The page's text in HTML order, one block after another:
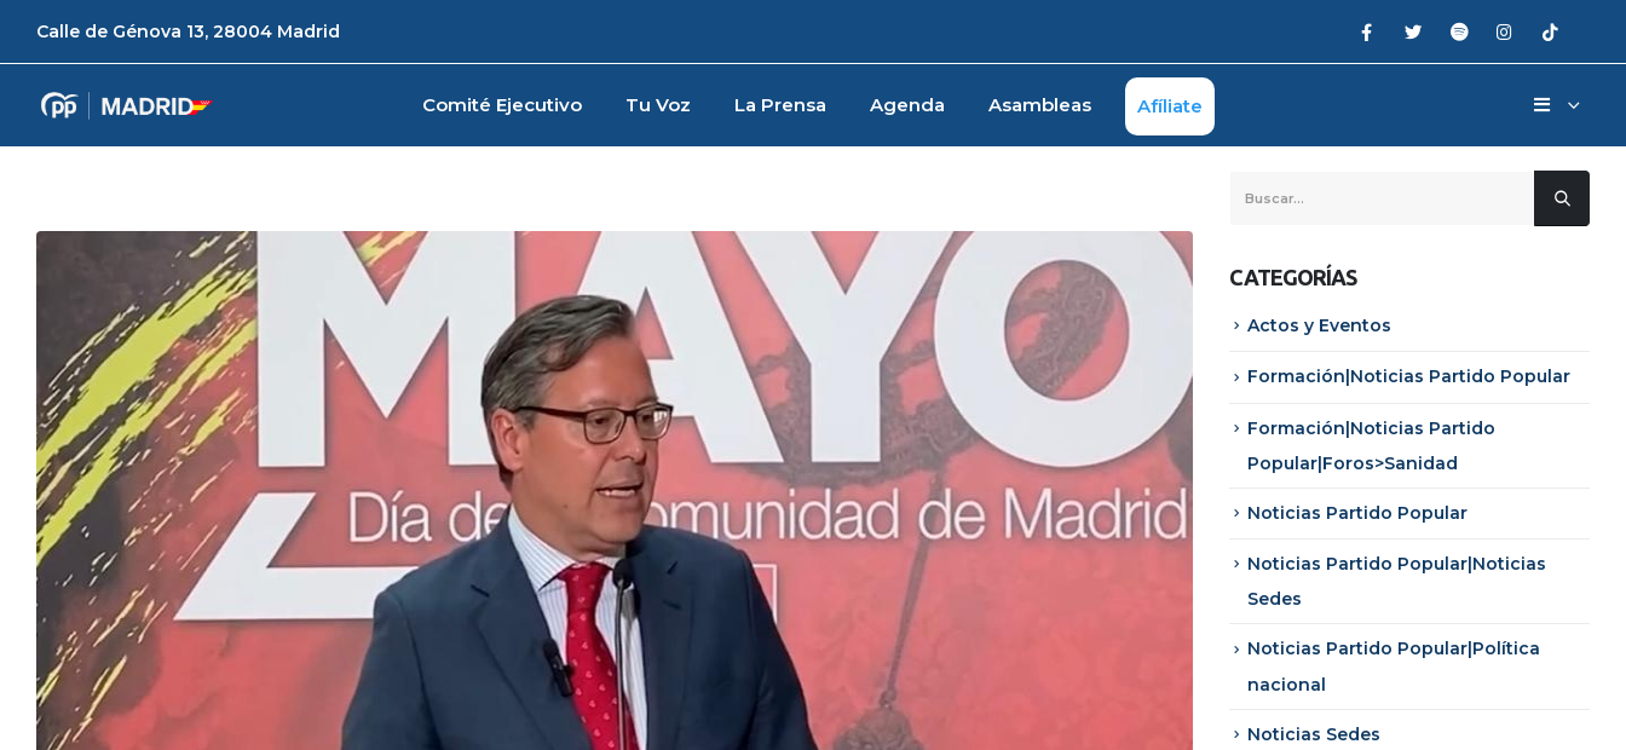
Calle de Génova 13, 28004 Madrid
Comité Ejecutivo Tu Voz La Prensa Agenda Asambleas Afíliate
CATEGORÍAS
Actos y Eventos
Formación|Noticias Partido Popular
Formación|Noticias Partido
Popular|Foros>Sanidad
Noticias Partido Popular
Noticias Partido Popular|Noticias
Sedes
Noticias Partido Popular|Política
nacional
Noticias Sedes